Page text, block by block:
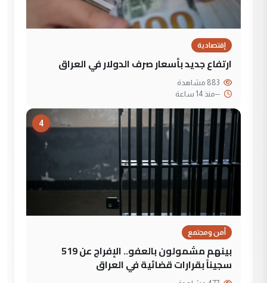
إقتصادية
ارتفاع جديد بأسعار صرف الدولار في العراق
--منذ 14 ساعة
4
أمن ومجتمع
بينهم مشمولون بالعفو.. الإفراج عن 519
سجيناً بقرارات قضائية في العراق